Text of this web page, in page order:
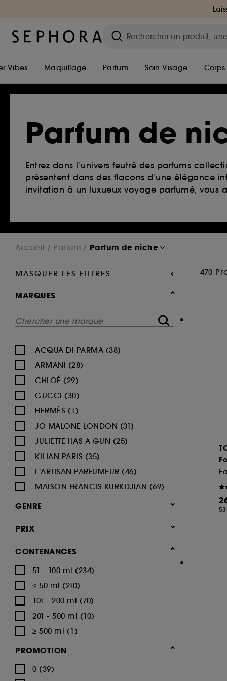
Vibes Maquillage Parfum Soin Visage Corps
Parfum de
Entrez dans l’univers feutré des parfums
présentent dans des flacons d’une élégance
invitation à un luxueux voyage parfumé, vous
Accueil Parfum Parfum de niche
MASQUER LES FILTRES 470
MARQUES
ACQUA DI PARMA (38)
ARMANI (28)
CHLOÉ (29)
GUCCI (30)
HERMÈS (1)
JO MALONE LONDON (31)
JULIETTE HAS A GUN (25)
KILIAN PARIS (35)
L'ARTISAN PARFUMEUR (46)
MAISON FRANCIS KURKDJIAN (69)
MAISON MARGIELA (30)
SERGE LUTENS (20)
GENRE
Mixte (305)
Homme (17)
PRIX
CONTENANCES
51 - 100 ml (234)
≤ 50 ml (210)
101 - 200 ml (70)
201 - 500 ml (10)
≥ 500 ml (1)
PROMOTION
0 (39)